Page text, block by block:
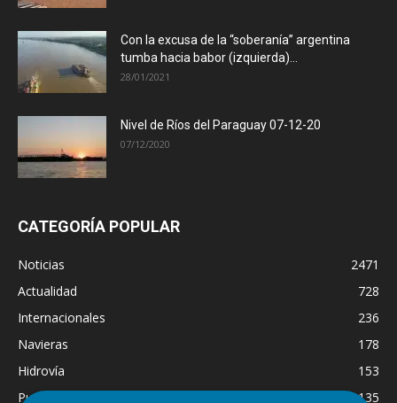
Con la excusa de la “soberanía” argentina
tumba hacia babor (izquierda)...
28/01/2021
Nivel de Ríos del Paraguay 07-12-20
07/12/2020
CATEGORÍA POPULAR
Noticias
2471
Actualidad
728
Internacionales
236
Navieras
178
Hidrovía
153
Puertos
135